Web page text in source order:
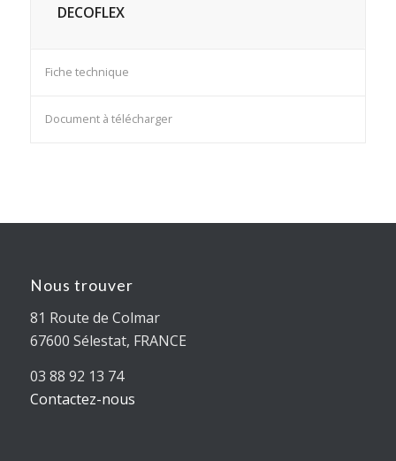
DECOFLEX
Fiche technique
Document à télécharger
Nous trouver
81 Route de Colmar
67600 Sélestat, FRANCE
03 88 92 13 74
Contactez-nous